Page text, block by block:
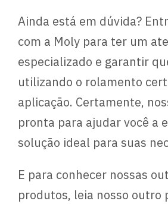
Ainda está em dúvida?
com a Moly para ter um
especializado e garantir
utilizando o rolamento
aplicação. Certamente,
pronta para ajudar você a
solução ideal para suas
E para conhecer nossas
produtos, leia nosso outro